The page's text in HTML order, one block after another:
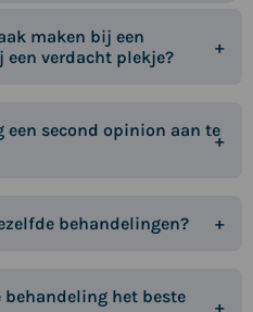
maken bij een
verdacht plekje?
een second opinion aan te
behandelingen?
behandeling het beste